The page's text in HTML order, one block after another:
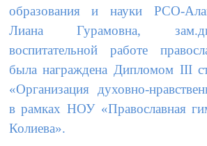
образования и науки РСО-
Лиана Гурамовна,
воспитательной работе
была награждена Дипломом III
«Организация духовно-
в рамках НОУ «Православная
Колиева».